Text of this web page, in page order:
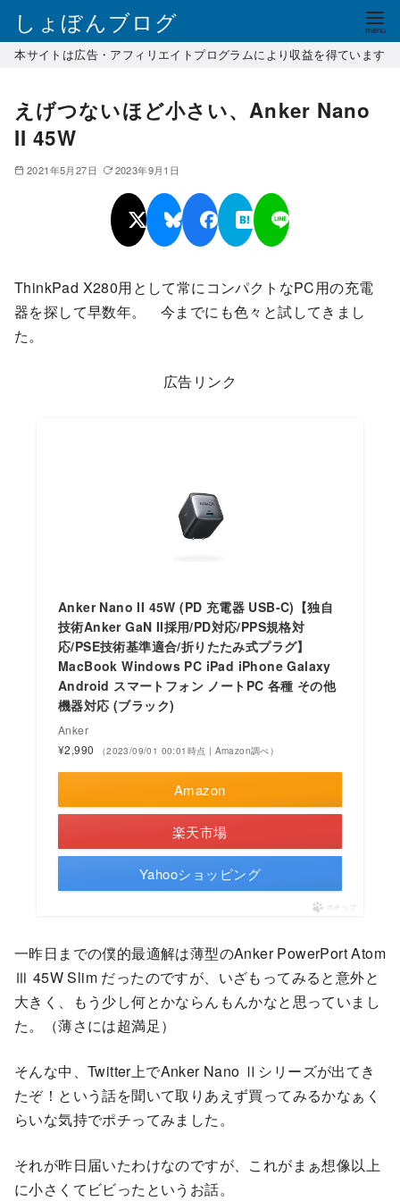
しょぼんブログ
本サイトは広告・アフィリエイトプログラムにより収益を得ています
えげつないほど小さい、Anker Nano
II 45W
2021年5月27日 2023年9月1日
ThinkPad X280用として常にコンパクトなPC用の充電
器を探して早数年。 今までにも色々と試してきまし
た。
広告リンク
Anker Nano II 45W (PD 充電器 USB-C)【独自
技術Anker GaN II採用/PD対応/PPS規格対
応/PSE技術基準適合/折りたたみ式プラグ】
MacBook Windows PC iPad iPhone Galaxy
Android スマートフォン ノートPC 各種 その他
機器対応 (ブラック)
Anker
¥2,990
（2023/09/01 00:01時点 | Amazon調べ）
Amazon
楽天市場
Yahooショッピング
ポチップ
一昨日までの僕的最適解は薄型のAnker PowerPort Atom
Ⅲ 45W Slim だったのですが、いざもってみると意外と
大きく、もう少し何とかならんもんかなと思っていまし
た。（薄さには超満足）
そんな中、Twitter上でAnker Nano Ⅱシリーズが出てき
たぞ！という話を聞いて取りあえず買ってみるかなぁく
らいな気持でポチってみました。
それが昨日届いたわけなのですが、これがまぁ想像以上
に小さくてビビったというお話。